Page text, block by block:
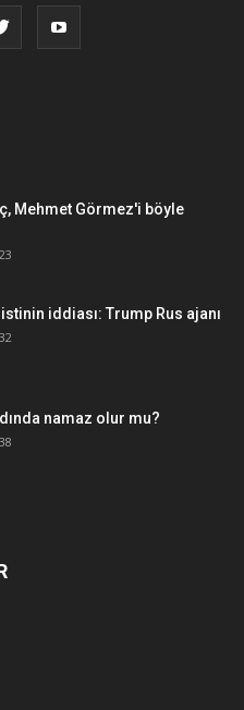
Mehmet Görmez'i böyle
iddiası: Trump Rus ajanı
namaz olur mu?